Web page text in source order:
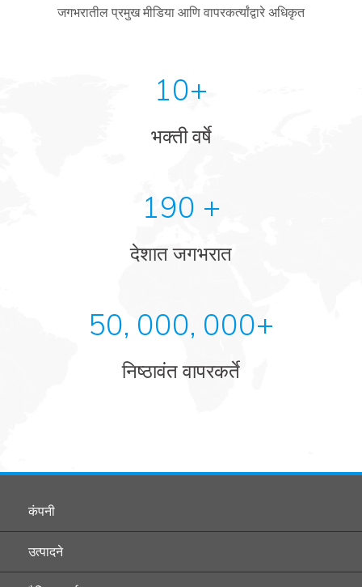
जगभरातील प्रमुख मीडिया आणि वापरकर्त्यांद्वारे अधिकृत
10+
भक्ती वर्षे
190 +
देशात जगभरात
50, 000, 000+
निष्ठावंत वापरकर्ते
कंपनी
उत्पादने